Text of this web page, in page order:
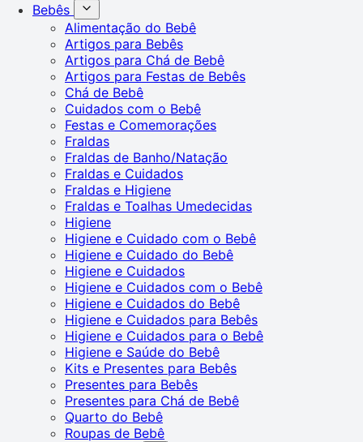
Bebês
Alimentação do Bebê
Artigos para Bebês
Artigos para Chá de Bebê
Artigos para Festas de Bebês
Chá de Bebê
Cuidados com o Bebê
Festas e Comemorações
Fraldas
Fraldas de Banho/Natação
Fraldas e Cuidados
Fraldas e Higiene
Fraldas e Toalhas Umedecidas
Higiene
Higiene e Cuidado com o Bebê
Higiene e Cuidado do Bebê
Higiene e Cuidados
Higiene e Cuidados com o Bebê
Higiene e Cuidados do Bebê
Higiene e Cuidados para Bebês
Higiene e Cuidados para o Bebê
Higiene e Saúde do Bebê
Kits e Presentes para Bebês
Presentes para Bebês
Presentes para Chá de Bebê
Quarto do Bebê
Roupas de Bebê